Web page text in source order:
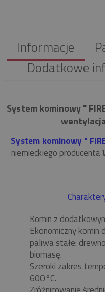
Informacje
Dodatkowe
System kominowy "
System kominowy "
niemieckiego producenta
Komin z
Ekonomiczny komin
paliwa stałe:
biomasę.
Szeroki zakres
600°C.